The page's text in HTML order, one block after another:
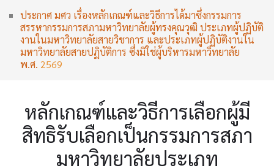
ประกาศ มศว เรื่องหลักเกณฑ์และวิธีการได้มาซึ่งกรรมการ
สรรหากรรมการสภามหาวิทยาลัยผู้ทรงคุณวุฒิ ประเภทผู้ปฏิบัติ
งานในมหาวิทยาลัยสายวิชาการ และประเภทผู้ปฏิบัติงานใน
มหาวิทยาลัยสายปฏิบัติการ ซึ่งมิใช่ผู้บริหารมหาวิทยาลัย
พ.ศ. 2569
หลักเกณฑ์และวิธีการเลือกผู้มี
สิทธิรับเลือกเป็นกรรมการสภา
มหาวิทยาลัยประเภท